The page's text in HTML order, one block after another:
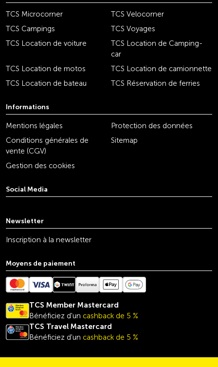
TCS Microcorner
TCS Velocorner
TCS Campings
TCS Voyages
TCS Location de voiture
TCS Location de Camping-
car
TCS Location de motos
TCS Location de camionnette
TCS Location de bateau
TCS Réservation de ferries
Informations
Mentions légales
Protection des données
Conditions générales de
vente (CGV)
Sitemap
Gestion des cookies
Social Media
Newsletter
Inscription à la newsletter
Moyens de paiement
TCS Member Mastercard
Bénéficiez d'un cashback de 5 %
TCS Travel Mastercard
Bénéficiez d'un cashback de 5 %